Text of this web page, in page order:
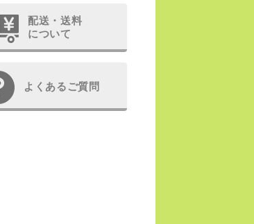
配送・送料
について
よくあるご質問